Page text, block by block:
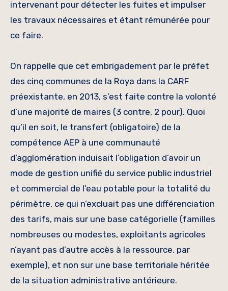
intervenant pour détecter les fuites et impulser
les travaux nécessaires et étant rémunérée pour
ce faire.
On rappelle que cet embrigadement par le préfet
des cinq communes de la Roya dans la CARF
préexistante, en 2013, s’est faite contre la volonté
d’une majorité de maires (3 contre, 2 pour). Quoi
qu’il en soit, le transfert (obligatoire) de la
compétence AEP à une communauté
d’agglomération induisait l’obligation d’avoir un
mode de gestion unifié du service public industriel
et commercial de l’eau potable pour la totalité du
périmètre, ce qui n’excluait pas une différenciation
des tarifs, mais sur une base catégorielle (familles
nombreuses ou modestes, exploitants agricoles
n’ayant pas d’autre accès à la ressource, par
exemple), et non sur une base territoriale héritée
de la situation administrative antérieure.